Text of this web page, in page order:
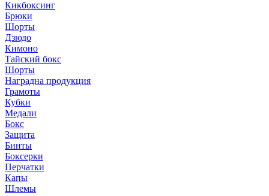
Кикбоксинг
Брюки
Шорты
Дзюдо
Кимоно
Тайский бокс
Шорты
Наградна продукция
Грамоты
Кубки
Медали
Бокс
Защита
Бинты
Боксерки
Перчатки
Капы
Шлемы